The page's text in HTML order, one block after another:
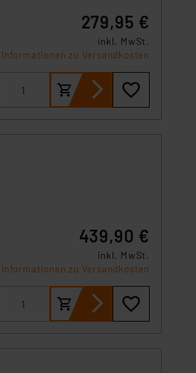
279,95 €
inkl. MwSt.
Informationen zu Versandkosten
439,90 €
inkl. MwSt.
Informationen zu Versandkosten